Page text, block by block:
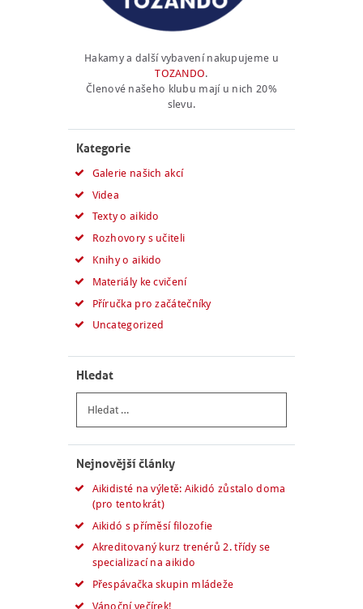
Hakamy a další vybavení nakupujeme u
TOZANDO.
Členové našeho klubu mají u nich 20%
slevu.
Kategorie
Galerie našich akcí
Videa
Texty o aikido
Rozhovory s učiteli
Knihy o aikido
Materiály ke cvičení
Příručka pro začátečníky
Uncategorized
Hledat
Nejnovější články
Aikidisté na výletě: Aikidó zůstalo doma
(pro tentokrát)
Aikidó s příměsí filozofie
Akreditovaný kurz trenérů 2. třídy se
specializací na aikido
Přespávačka skupin mládeže
Vánoční večírek!